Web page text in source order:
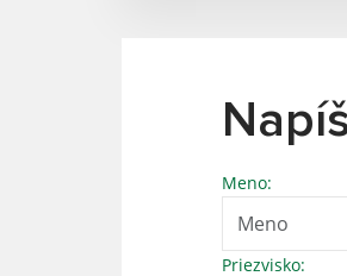
Meno:
Priezvisko: